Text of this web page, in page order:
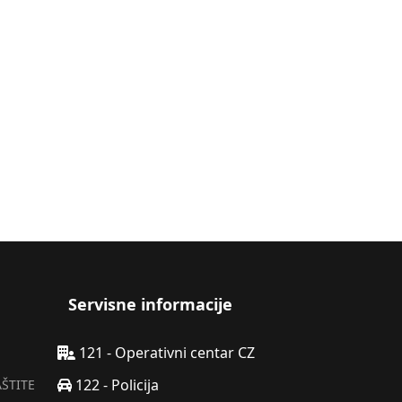
za 2026. godinu
Servisne informacije
121 - Operativni centar CZ
122 - Policija